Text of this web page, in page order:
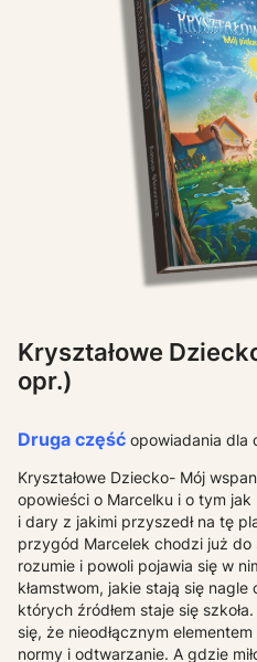
Kryształowe
opr.)
Druga część opowiadania dla
Kryształowe Dziecko- Mój
opowieści o Marcelku i o tym
i dary z jakimi przyszedł na tę
przygód Marcelek chodzi już do
rozumie i powoli pojawia się w
kłamstwom, jakie stają się
których źródłem staje się szkoła.
się, że nieodłącznym
normy i odtwarzanie. A gdzie